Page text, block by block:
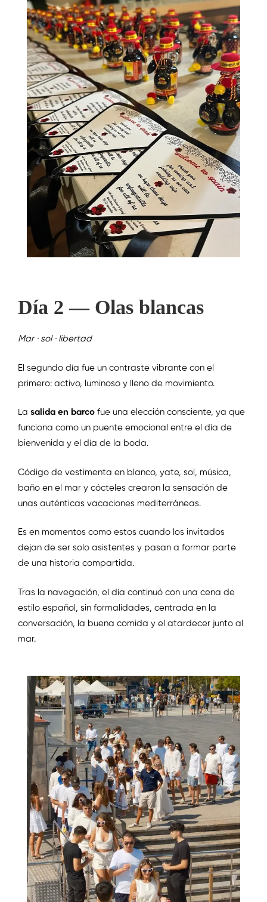
Día 2 — Olas blancas
Mar · sol · libertad
El segundo día fue un contraste vibrante con el
primero: activo, luminoso y lleno de movimiento.
La salida en barco fue una elección consciente, ya que
funciona como un puente emocional entre el día de
bienvenida y el día de la boda.
Código de vestimenta en blanco, yate, sol, música,
baño en el mar y cócteles crearon la sensación de
unas auténticas vacaciones mediterráneas.
Es en momentos como estos cuando los invitados
dejan de ser solo asistentes y pasan a formar parte
de una historia compartida.
Tras la navegación, el día continuó con una cena de
estilo español, sin formalidades, centrada en la
conversación, la buena comida y el atardecer junto al
mar.